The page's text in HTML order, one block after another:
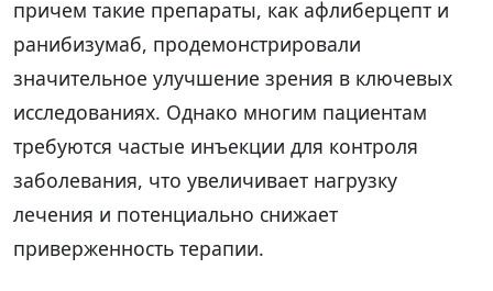
причем такие препараты, как афлиберцепт и
ранибизумаб, продемонстрировали
значительное улучшение зрения в ключевых
исследованиях. Однако многим пациентам
требуются частые инъекции для контроля
заболевания, что увеличивает нагрузку
лечения и потенциально снижает
приверженность терапии.